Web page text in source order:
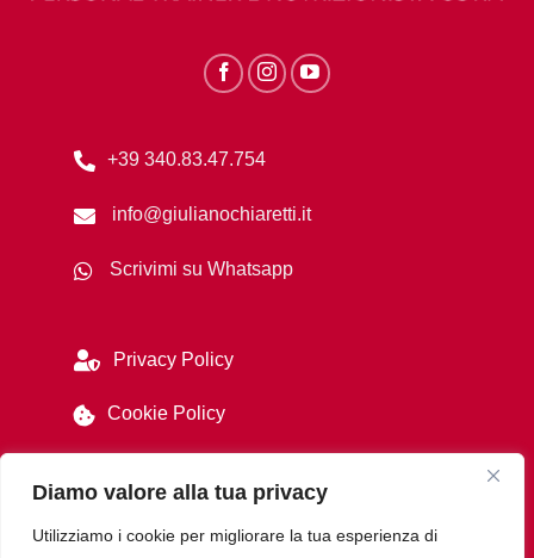
Diamo valore alla tua privacy
Utilizziamo i cookie per migliorare la tua esperienza di
+39 340.83.47.754
info@giulianochiaretti.it
Scrivimi su Whatsapp
Privacy Policy
Cookie Policy